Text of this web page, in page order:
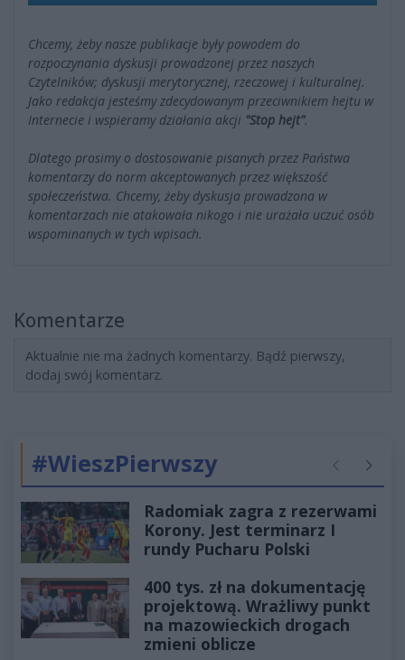
Chcemy, żeby nasze publikacje były powodem do
rozpoczynania dyskusji prowadzonej przez naszych
Czytelników; dyskusji merytorycznej, rzeczowej i kulturalnej.
Jako redakcja jesteśmy zdecydowanym przeciwnikiem hejtu w
Internecie i wspieramy działania akcji "Stop hejt".
Dlatego prosimy o dostosowanie pisanych przez Państwa
komentarzy do norm akceptowanych przez większość
społeczeństwa. Chcemy, żeby dyskusja prowadzona w
komentarzach nie atakowała nikogo i nie urażała uczuć osób
wspominanych w tych wpisach.
Komentarze
Aktualnie nie ma żadnych komentarzy. Bądź pierwszy,
dodaj swój komentarz.
#WieszPierwszy Poprzednie
Radomiak zagra z rezerwami
Korony. Jest terminarz I
rundy Pucharu Polski
400 tys. zł na dokumentację
projektową. Wrażliwy punkt
na mazowieckich drogach
zmieni oblicze